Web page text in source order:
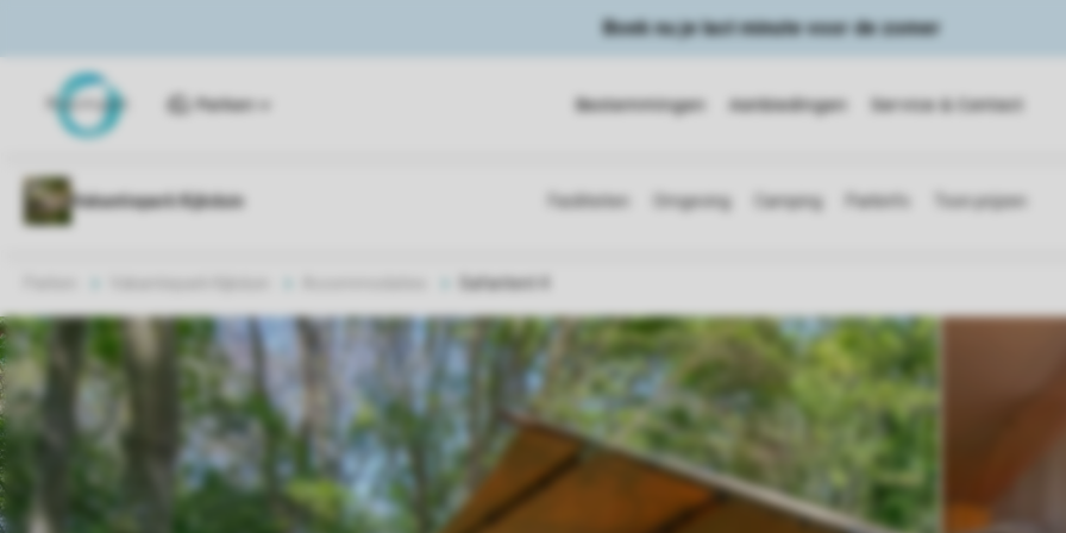
Boek nu je last minute voor de zomer
Parken Bestemmingen Aanbiedingen Service & Contact
Safaritent 4